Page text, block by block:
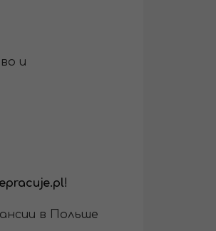
и
!
в Польше